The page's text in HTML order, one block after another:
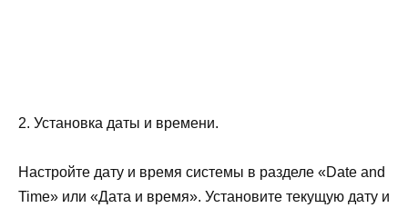
2. Установка даты и времени.
Настройте дату и время системы в разделе «Date and
Time» или «Дата и время». Установите текущую дату и